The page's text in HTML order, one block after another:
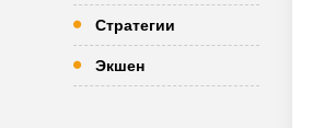
Стратегии
Экшен